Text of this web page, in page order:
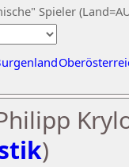
Spieler
)